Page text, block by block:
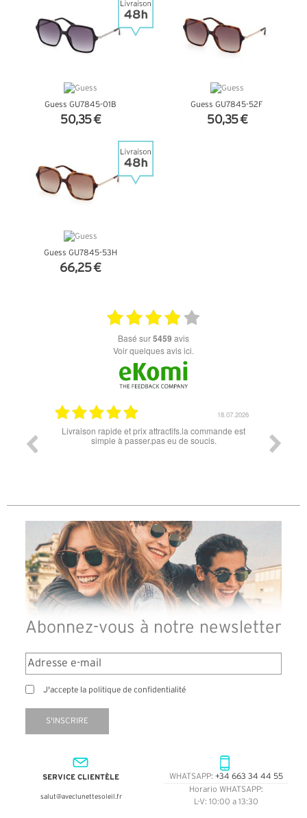
Guess GU7845-01B
50,35 €
Guess GU7845-52F
50,35 €
Guess GU7845-53H
66,25 €
basé sur5459 avis
Voir quelques avis ici.
06.07.2026
Super lunette merci pour les lunettes pour l'éclipse
Abonnez-vous à notre newsletter
J'accepte la politique de confidentialité
S'INSCRIRE
SERVICE CLIENTÈLE
salut@aveclunettesoleil.fr
WHATSAPP: +34 663 34 44 55
Horario WHATSAPP:
L-V: 10:00 a 13:30